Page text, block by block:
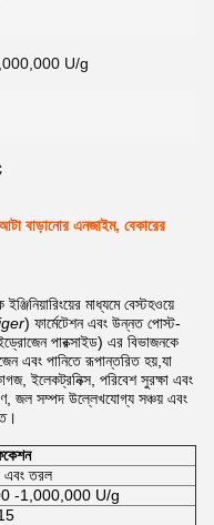
U/g
বাড়ানোর এনজাইম, বেকারের
মাধ্যমে বেস্টহওয়ে
) ফার্মেটেশন এবং উন্নত পোস্ট-
পারক্সাইড) এর বিভাজনকে
এবং পানিতে রূপান্তরিত হয়,যা
ইলেকট্রনিক্স, পরিবেশ সুরক্ষা এবং
জল সম্পদ উল্লেখযোগ্য সঞ্চয় এবং
এবং তরল
-1,000,000 U/g